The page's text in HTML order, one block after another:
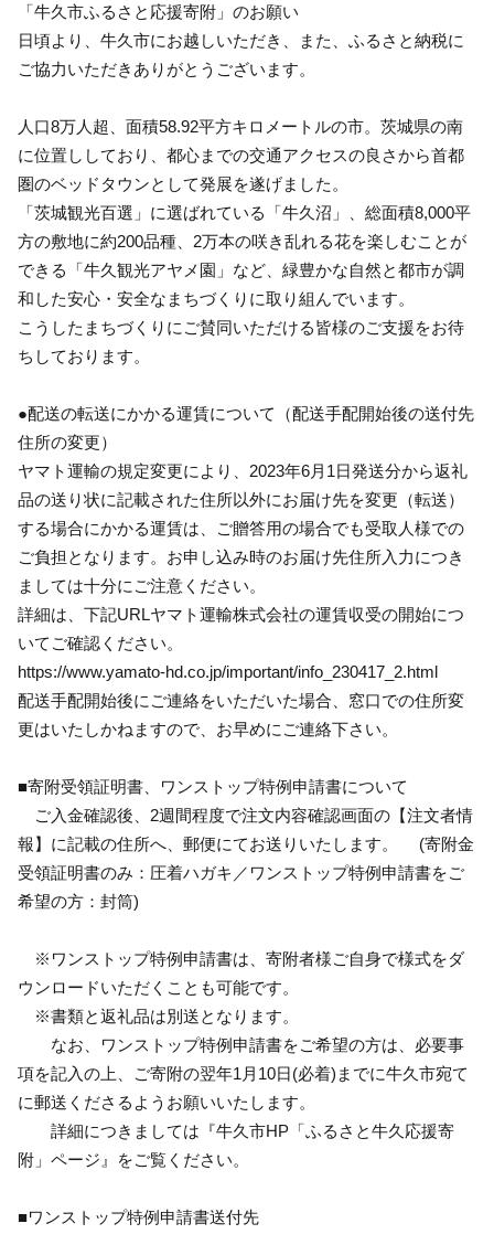
「牛久市ふるさと応援寄附」のお願い
日頃より、牛久市にお越しいただき、また、ふるさと納税に
ご協力いただきありがとうございます。
人口8万人超、面積58.92平方キロメートルの市。茨城県の南
に位置ししており、都心までの交通アクセスの良さから首都
圏のベッドタウンとして発展を遂げました。
「茨城観光百選」に選ばれている「牛久沼」、総面積8,000平
方の敷地に約200品種、2万本の咲き乱れる花を楽しむことが
できる「牛久観光アヤメ園」など、緑豊かな自然と都市が調
和した安心・安全なまちづくりに取り組んでいます。
こうしたまちづくりにご賛同いただける皆様のご支援をお待
ちしております。
●配送の転送にかかる運賃について（配送手配開始後の送付先
住所の変更）
ヤマト運輸の規定変更により、2023年6月1日発送分から返礼
品の送り状に記載された住所以外にお届け先を変更（転送）
する場合にかかる運賃は、ご贈答用の場合でも受取人様での
ご負担となります。お申し込み時のお届け先住所入力につき
ましては十分にご注意ください。
詳細は、下記URLヤマト運輸株式会社の運賃収受の開始につ
いてご確認ください。
https://www.yamato-hd.co.jp/important/info_230417_2.html
配送手配開始後にご連絡をいただいた場合、窓口での住所変
更はいたしかねますので、お早めにご連絡下さい。
■寄附受領証明書、ワンストップ特例申請書について
ご入金確認後、2週間程度で注文内容確認画面の【注文者情
報】に記載の住所へ、郵便にてお送りいたします。 (寄附金
受領証明書のみ：圧着ハガキ／ワンストップ特例申請書をご
希望の方：封筒)
※ワンストップ特例申請書は、寄附者様ご自身で様式をダ
ウンロードいただくことも可能です。
※書類と返礼品は別送となります。
なお、ワンストップ特例申請書をご希望の方は、必要事
項を記入の上、ご寄附の翌年1月10日(必着)までに牛久市宛て
に郵送くださるようお願いいたします。
詳細につきましては『牛久市HP「ふるさと牛久応援寄
附」ページ』をご覧ください。
■ワンストップ特例申請書送付先